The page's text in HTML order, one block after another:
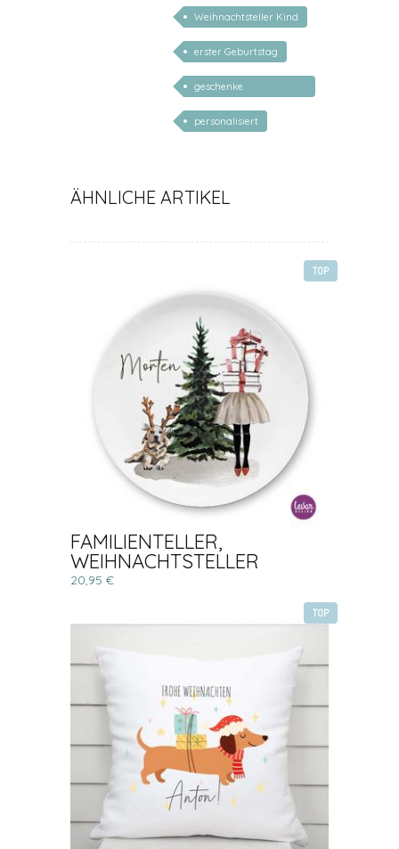
Weihnachtsteller Kind
erster Geburtstag
geschenke
personalisiert kinder
personalisiert
ÄHNLICHE ARTIKEL
TOP
FAMILIENTELLER,
WEIHNACHTSTELLER
20,95 €
TOP